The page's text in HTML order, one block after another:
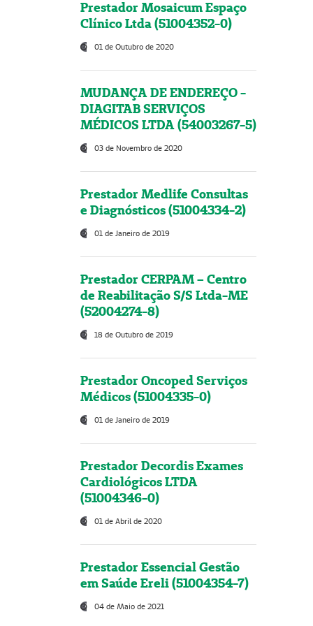
Prestador Mosaicum Espaço
Clínico Ltda (51004352-0)
01 de Outubro de 2020
MUDANÇA DE ENDEREÇO -
DIAGITAB SERVIÇOS
MÉDICOS LTDA (54003267-5)
03 de Novembro de 2020
Prestador Medlife Consultas
e Diagnósticos (51004334-2)
01 de Janeiro de 2019
Prestador CERPAM – Centro
de Reabilitação S/S Ltda-ME
(52004274-8)
18 de Outubro de 2019
Prestador Oncoped Serviços
Médicos (51004335-0)
01 de Janeiro de 2019
Prestador Decordis Exames
Cardiológicos LTDA
(51004346-0)
01 de Abril de 2020
Prestador Essencial Gestão
em Saúde Ereli (51004354-7)
04 de Maio de 2021